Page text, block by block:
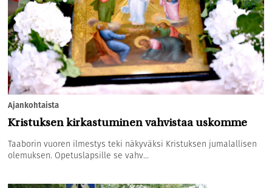
Ajankohtaista
Kristuksen kirkastuminen vahvistaa uskomme
Taaborin vuoren ilmestys teki näkyväksi Kristuksen jumalallisen
olemuksen. Opetuslapsille se vahv...